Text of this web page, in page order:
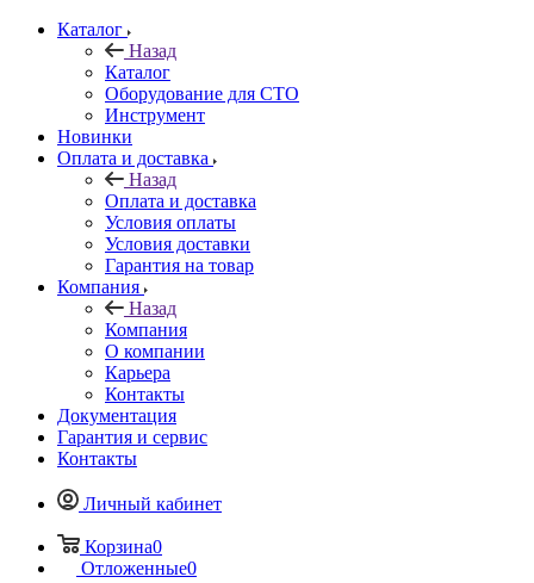
Каталог
Назад
Каталог
Оборудование для СТО
Инструмент
Новинки
Оплата и доставка
Назад
Оплата и доставка
Условия оплаты
Условия доставки
Гарантия на товар
Компания
Назад
Компания
О компании
Карьера
Контакты
Документация
Гарантия и сервис
Контакты
Личный кабинет
Корзина0
Отложенные0